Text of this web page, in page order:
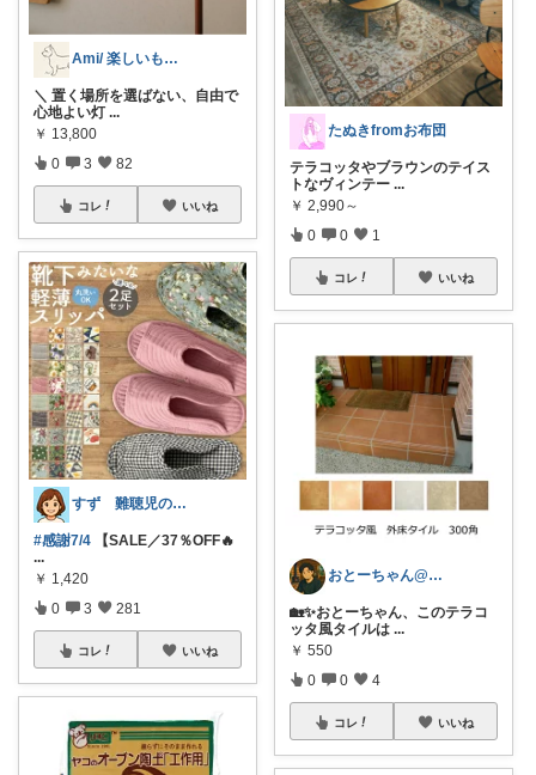
Ami/ 楽しいもの美味しいもの
​＼ 置く場所を選ばない、自由で
心地よい灯 ...
￥ 13,800
0 3 82
コレ いいね
すず 難聴児のママ🦻
#感謝7/4 【SALE／37％OFF🔥
...
￥ 1,420
0 3 281
コレ いいね
たぬきfromお布団
テラコッタやブラウンのテイス
トなヴィンテー ...
￥ 2,990～
0 0 1
コレ いいね
おとーちゃん@ログハウスと木のある暮らし
🏡✨おとーちゃん、このテラコ
ッタ風タイルは ...
￥ 550
0 0 4
コレ いいね